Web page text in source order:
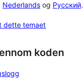
Nederlands og Русский.
dette temaet
koden